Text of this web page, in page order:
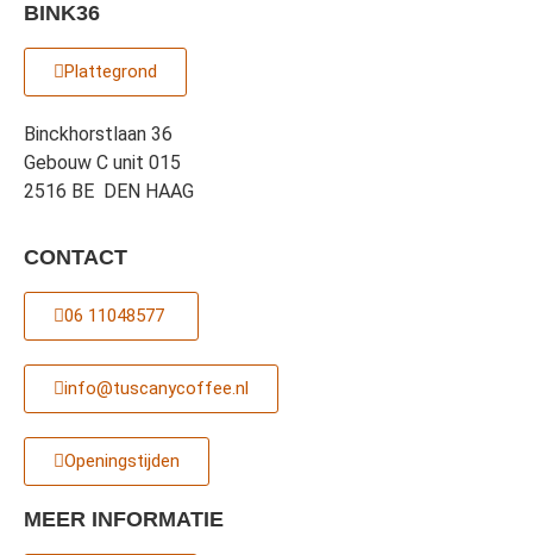
BINK36
Plattegrond
Binckhorstlaan 36
Gebouw C unit 015
2516 BE DEN HAAG
CONTACT
06 11048577 ‎
info@tuscanycoffee.nl
Openingstijden
MEER INFORMATIE